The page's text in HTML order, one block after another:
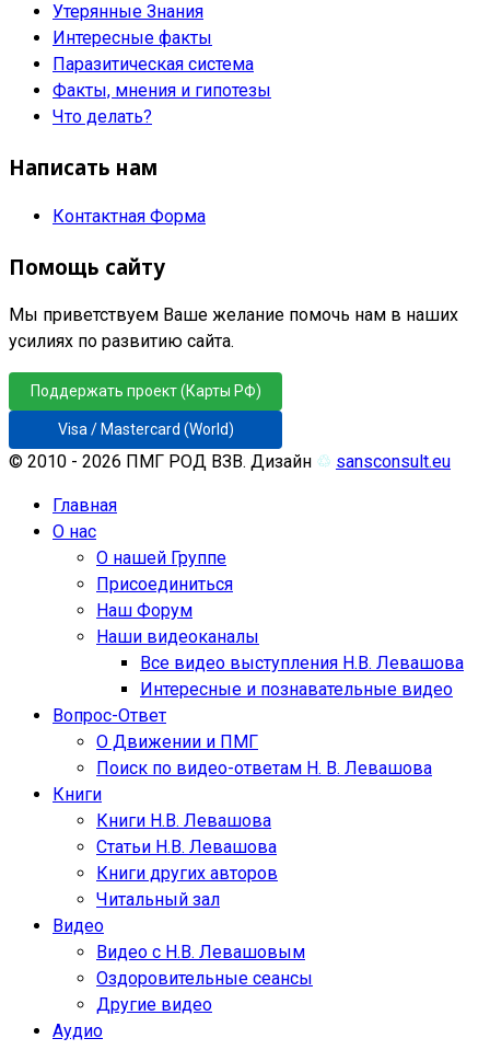
Утерянные Знания
Интересные факты
Паразитическая система
Факты, мнения и гипотезы
Что делать?
Написать нам
Контактная Форма
Помощь сайту
Мы приветствуем Ваше желание помочь нам в наших
усилиях по развитию сайта.
Поддержать проект (Карты РФ)
Visa / Mastercard (World)
© 2010 - 2026 ПМГ РОД ВЗВ. Дизайн ♲ sansconsult.eu
Главная
О нас
О нашей Группе
Присоединиться
Наш Форум
Наши видеоканалы
Все видео выступления Н.В. Левашова
Интересные и познавательные видео
Вопрос-Ответ
О Движении и ПМГ
Поиск по видео-ответам Н. В. Левашова
Книги
Книги Н.В. Левашова
Статьи Н.В. Левашова
Книги других авторов
Читальный зал
Видео
Видео с Н.В. Левашовым
Оздоровительные сеансы
Другие видео
Аудио